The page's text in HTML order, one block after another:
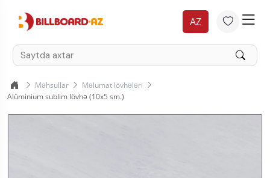
AZ
Məhsullar
Məlumat lövhələri
Alüminium sublim lövhə (10x5 sm.)